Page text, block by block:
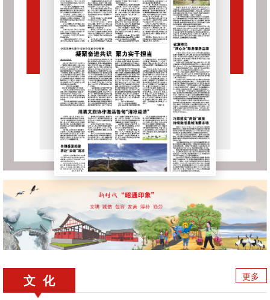
文 化 更多